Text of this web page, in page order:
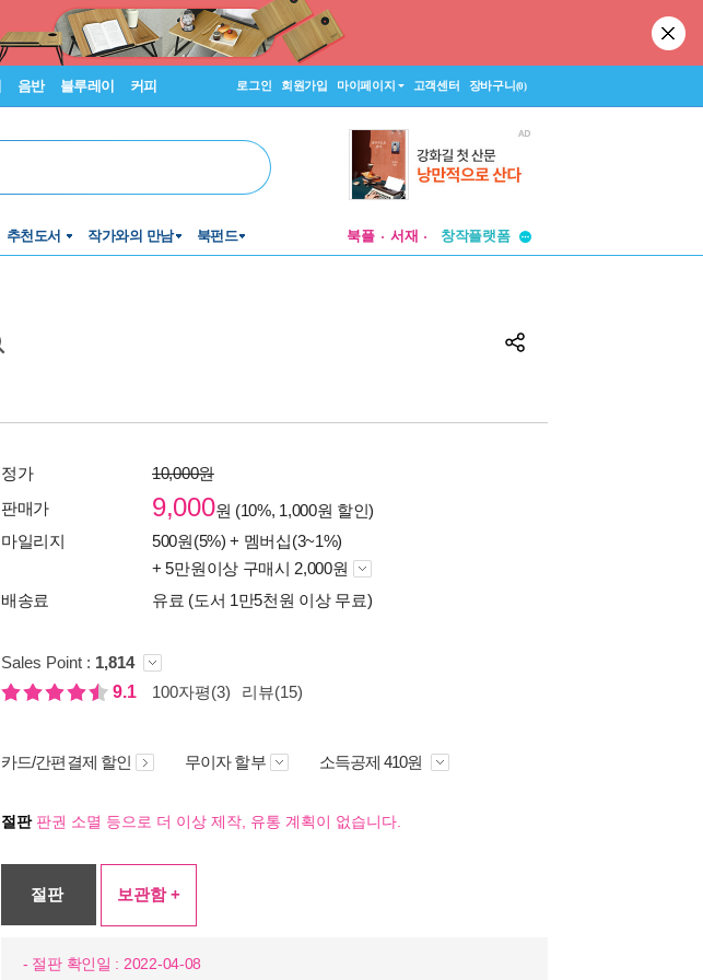
음반 블루레이 커피 로그인 회원가입 마이페이지 고객센터 장바구니(0)
추천도서 작가와의 만남 북펀드 북플 서재
창작플랫폼
정가
10,000원
판매가
9,000원 (10%, 1,000원 할인)
마일리지
500원(5%) + 멤버십(3~1%)
+ 5만원이상 구매시 2,000원
배송료
유료 (도서 1만5천원 이상 무료)
Sales Point : 1,814
9.1
100자평(3) 리뷰(15)
카드/간편결제 할인 무이자 할부 소득공제 410원
절판판권 소멸 등으로 더 이상 제작, 유통 계획이 없습니다.
절판 보관함 +
- 절판 확인일 : 2022-04-08